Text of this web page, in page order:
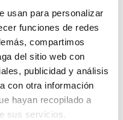
usan para personalizar
funciones de redes
compartimos
del sitio web con
publicidad y análisis
con otra información
hayan recopilado a
sus servicios.